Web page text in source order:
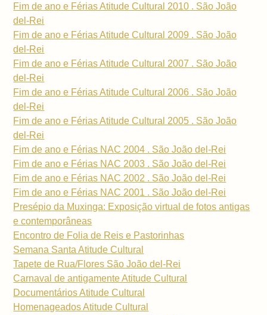
Fim de ano e Férias Atitude Cultural 2010 . São João
del-Rei
Fim de ano e Férias Atitude Cultural 2009 . São João
del-Rei
Fim de ano e Férias Atitude Cultural 2007 . São João
del-Rei
Fim de ano e Férias Atitude Cultural 2006 . São João
del-Rei
Fim de ano e Férias Atitude Cultural 2005 . São João
del-Rei
Fim de ano e Férias NAC 2004 . São João del-Rei
Fim de ano e Férias NAC 2003 . São João del-Rei
Fim de ano e Férias NAC 2002 . São João del-Rei
Fim de ano e Férias NAC 2001 . São João del-Rei
Presépio da Muxinga: Exposição virtual de fotos antigas
e contemporâneas
Encontro de Folia de Reis e Pastorinhas
Semana Santa Atitude Cultural
Tapete de Rua/Flores São João del-Rei
Carnaval de antigamente Atitude Cultural
Documentários Atitude Cultural
Homenageados Atitude Cultural